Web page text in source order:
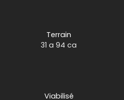
Terrain
31 a 94 ca
Viabilisé